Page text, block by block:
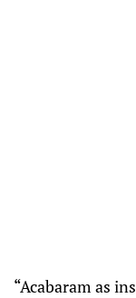
“Acabaram as